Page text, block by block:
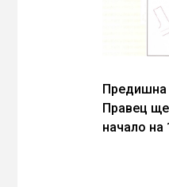
Предишна
Правец ще
начало на